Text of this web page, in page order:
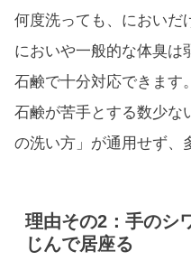
何度洗っても、においだ
においや一般的な体臭は
石鹸で十分対応できます
石鹸が苦手とする数少な
の洗い方」が通用せず、
理由その2：手のシ
じんで居座る